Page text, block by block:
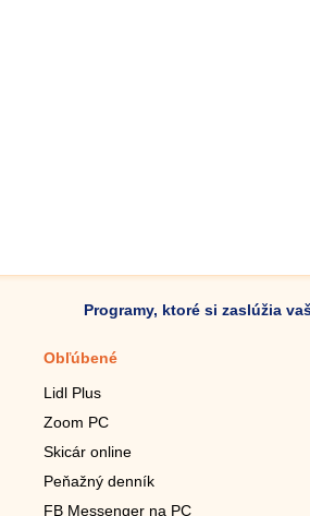
Programy, ktoré si zaslúžia
Obľúbené
Lidl Plus
Zoom PC
Skicár online
Peňažný denník
FB Messenger na PC